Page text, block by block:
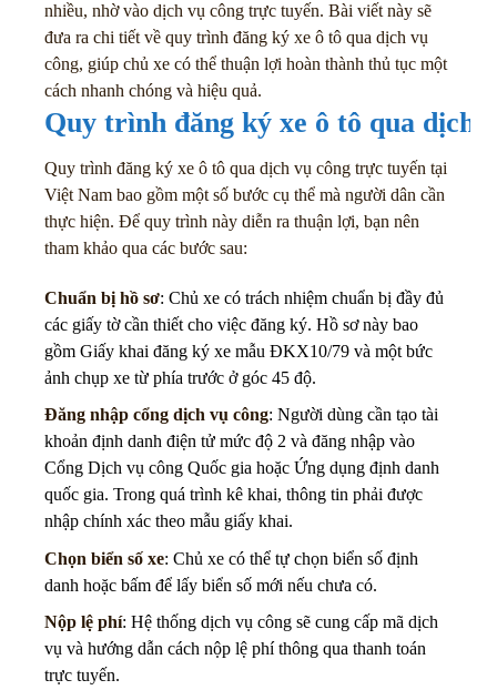
nhiều, nhờ vào dịch vụ công trực tuyến. Bài viết này sẽ
đưa ra chi tiết về quy trình đăng ký xe ô tô qua dịch vụ
công, giúp chủ xe có thể thuận lợi hoàn thành thủ tục một
cách nhanh chóng và hiệu quả.
Quy trình đăng ký xe ô tô qua dịch
Quy trình đăng ký xe ô tô qua dịch vụ công trực tuyến tại
Việt Nam bao gồm một số bước cụ thể mà người dân cần
thực hiện. Để quy trình này diễn ra thuận lợi, bạn nên
tham khảo qua các bước sau:
Chuẩn bị hồ sơ: Chủ xe có trách nhiệm chuẩn bị đầy đủ
các giấy tờ cần thiết cho việc đăng ký. Hồ sơ này bao
gồm Giấy khai đăng ký xe mẫu ĐKX10/79 và một bức
ảnh chụp xe từ phía trước ở góc 45 độ.
Đăng nhập cổng dịch vụ công: Người dùng cần tạo tài
khoản định danh điện tử mức độ 2 và đăng nhập vào
Cổng Dịch vụ công Quốc gia hoặc Ứng dụng định danh
quốc gia. Trong quá trình kê khai, thông tin phải được
nhập chính xác theo mẫu giấy khai.
Chọn biển số xe: Chủ xe có thể tự chọn biển số định
danh hoặc bấm để lấy biển số mới nếu chưa có.
Nộp lệ phí: Hệ thống dịch vụ công sẽ cung cấp mã dịch
vụ và hướng dẫn cách nộp lệ phí thông qua thanh toán
trực tuyến.